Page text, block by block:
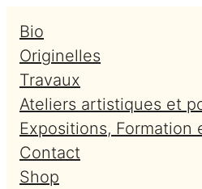
au
contenu
Bio
Originelles
Travaux
Ateliers artistiques et
Expositions, Formation
Contact
Shop